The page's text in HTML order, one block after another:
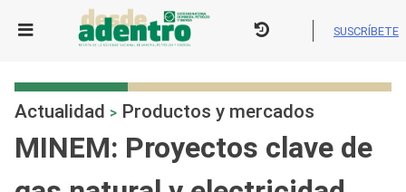
SUSCRÍBETE
Actualidad > Productos y mercados
MINEM: Proyectos clave de